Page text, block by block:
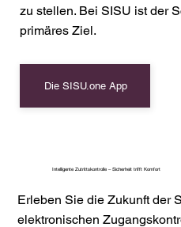
zu stellen. Bei SISU ist der
primäres Ziel.
Die SISU.one App
Intelligente Zutrittskontrolle – Sicherheit trifft Komfort
Erleben Sie die Zukunft der
elektronischen